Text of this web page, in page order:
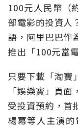
100元人民幣（
部電影的投資人
語，阿里巴巴作
推出「100元當
只要下載「淘寶
「娛樂寶」頁
受投資預約，首
楊冪等人主演